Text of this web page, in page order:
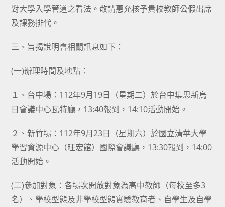
對大學入學管道之看法。敬請惠允核予貴校教師公假出席
及課務排代。
三、旨揭說明會相關訊息如下：
(一)辦理時間及地點：
１、台中場：112年9月19日（星期二）於台中集思新烏
日會議中心瓦特廳，13:40報到，14:10活動開始。
２、新竹場：112年9月23日（星期六）於國立清華大學
學習資源中心（旺宏館）國際會議廳，13:30報到，14:00
活動開始。
(二)參加對象：各場次開放對象為高中教師（每校至多3
名）、學校型態及非學校型態實驗教育者、自學生及自學